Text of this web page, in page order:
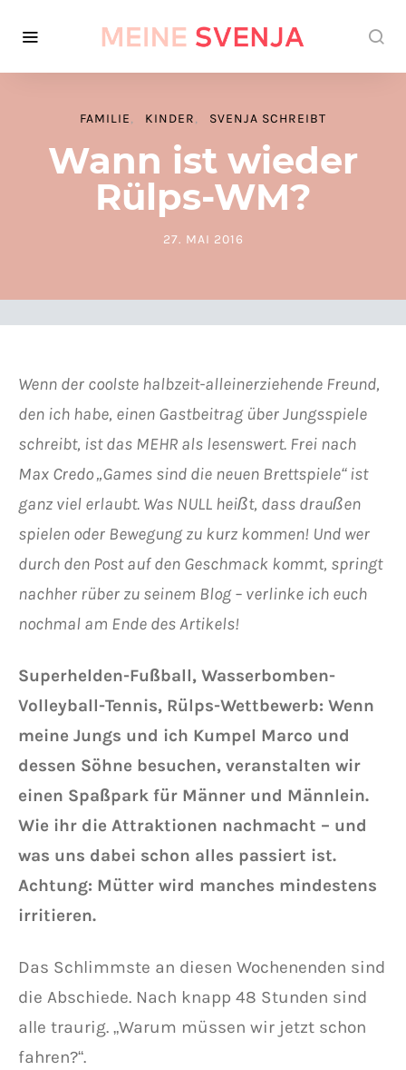
FAMILIE KINDER SVENJA SCHREIBT
Wann ist wieder
Rülps-WM?
POSTED ON
27. MAI 2016
Wenn der coolste halbzeit-alleinerziehende Freund,
den ich habe, einen Gastbeitrag über Jungsspiele
schreibt, ist das MEHR als lesenswert. Frei nach
Max Credo „Games sind die neuen Brettspiele“ ist
ganz viel erlaubt. Was NULL heißt, dass draußen
spielen oder Bewegung zu kurz kommen! Und wer
durch den Post auf den Geschmack kommt, springt
nachher rüber zu seinem Blog – verlinke ich euch
nochmal am Ende des Artikels!
Superhelden-Fußball, Wasserbomben-
Volleyball-Tennis, Rülps-Wettbewerb: Wenn
meine Jungs und ich Kumpel Marco und
dessen Söhne besuchen, veranstalten wir
einen Spaßpark für Männer und Männlein.
Wie ihr die Attraktionen nachmacht – und
was uns dabei schon alles passiert ist.
Achtung: Mütter wird manches mindestens
irritieren.
Das Schlimmste an diesen Wochenenden sind
die Abschiede. Nach knapp 48 Stunden sind
alle traurig. „Warum müssen wir jetzt schon
fahren?“.